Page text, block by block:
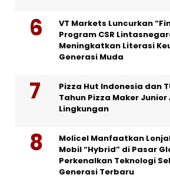
VT Markets Luncurkan
Program CSR
Meningkatkan Literasi
Generasi Muda
Pizza Hut Indonesia dan
Tahun Pizza Maker
Lingkungan
Molicel Manfaatkan
Mobil “Hybrid” di Pasar
Perkenalkan Teknologi
Generasi Terbaru